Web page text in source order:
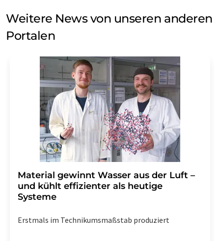
Weitere News von unseren anderen
Portalen
Material gewinnt Wasser aus der Luft –
und kühlt effizienter als heutige
Systeme
Erstmals im Technikumsmaßstab produziert